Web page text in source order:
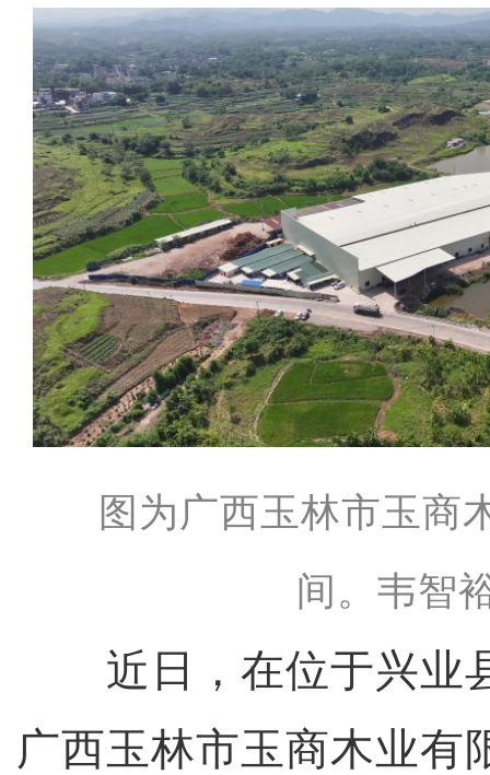
图为广西玉林市玉商
间。韦智
近日，在位于兴业
广西玉林市玉商木业有